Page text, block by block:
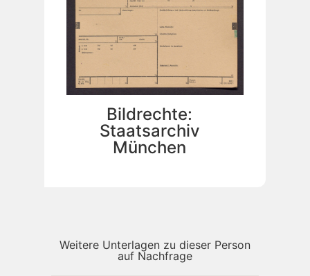
Bildrechte:
Staatsarchiv
München
Weitere Unterlagen zu dieser Person
auf Nachfrage